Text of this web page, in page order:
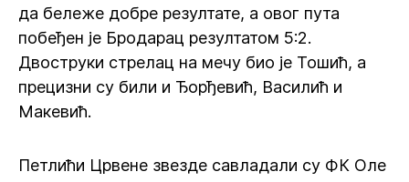
да бележе добре резултате, а овог пута
побеђен је Бродарац резултатом 5:2.
Двоструки стрелац на мечу био је Тошић, а
прецизни су били и Ђорђевић, Василић и
Макевић.
Петлићи Црвене звезде савладали су ФК Оле